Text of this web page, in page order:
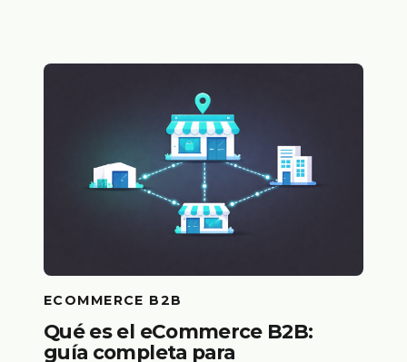
ECOMMERCE B2B
Qué es el eCommerce B2B:
guía completa para